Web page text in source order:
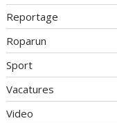
Reportage
Roparun
Sport
Vacatures
Video